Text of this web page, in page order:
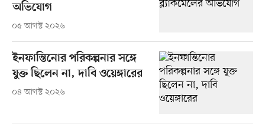
অভিযোগ
০৫ আগস্ট ২০২৬
ইনফান্তিনোর পরিকল্পনার সঙ্গে
যুক্ত ছিলেন না, দাবি ওয়েঙ্গারের
০৪ আগস্ট ২০২৬